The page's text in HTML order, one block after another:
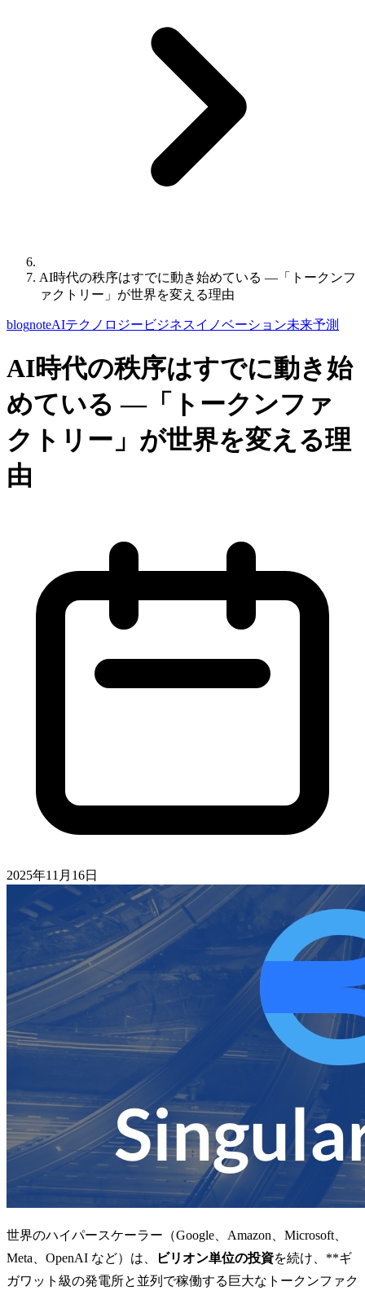
AI時代の秩序はすでに動き始めている ―「トークンフ
ァクトリー」が世界を変える理由
blognoteAIテクノロジー ビジネスイノベーション未来予測
AI時代の秩序はすでに動き始
めている ―「トークンファ
クトリー」が世界を変える理
由
2025年11月16日
世界のハイパースケーラー（Google、Amazon、Microsoft、
Meta、OpenAI など）は、
ビリオン単位の投資を続け、**ギ
ガワット級の発電所と並列で稼働する巨大なトークンファク